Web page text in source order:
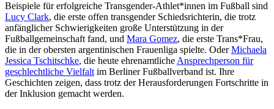
Beispiele für erfolgreiche Transgender-Athlet*innen im Fußball sind
Lucy Clark, die erste offen transgender Schiedsrichterin, die trotz
anfänglicher Schwierigkeiten große Unterstützung in der
Fußballgemeinschaft fand, und Mara Gomez, die erste Trans*Frau,
die in der obersten argentinischen Frauenliga spielte. OderMichaela
Jessica Tschitschke, die heute ehrenamtlicheAnsprechperson für
geschlechtliche Vielfaltim Berliner Fußballverband ist. Ihre
Geschichten zeigen, dass trotz der Herausforderungen Fortschritte in
der Inklusion gemacht werden.